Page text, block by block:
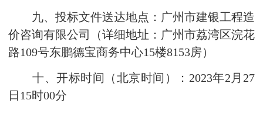
九、投标文件送达地点：广州市建银工程造
价咨询有限公司（详细地址：广州市荔湾区浣花
路109号东鹏德宝商务中心15楼8153房）
十、开标时间（北京时间）：2023年2月27
日15时00分